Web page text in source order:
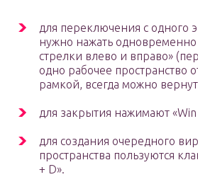
для переключения с одного
нужно нажать одновременно
стрелки влево и вправо»
одно рабочее пространство
рамкой, всегда можно
для закрытия нажимают «Win
для создания очередного
пространства пользуются
+ D».